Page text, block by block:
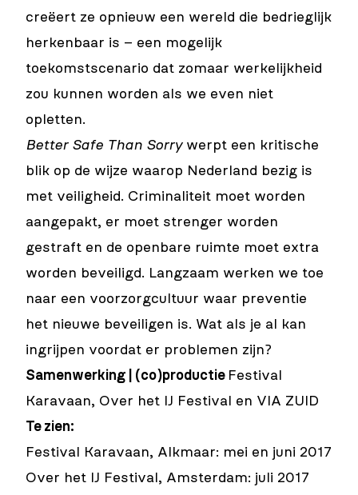
creëert ze opnieuw een wereld die bedrieglijk
herkenbaar is – een mogelijk
toekomstscenario dat zomaar werkelijkheid
zou kunnen worden als we even niet
opletten.
Better Safe Than Sorrywerpt een kritische
blik op de wijze waarop Nederland bezig is
met veiligheid. Criminaliteit moet worden
aangepakt, er moet strenger worden
gestraft en de openbare ruimte moet extra
worden beveiligd. Langzaam werken we toe
naar een voorzorgcultuur waar preventie
het nieuwe beveiligen is. Wat als je al kan
ingrijpen voordat er problemen zijn?
Samenwerking | (co)productie Festival
Karavaan, Over het IJ Festival en VIA ZUID
Te zien:
Festival Karavaan, Alkmaar: mei en juni 2017
Over het IJ Festival, Amsterdam: juli 2017